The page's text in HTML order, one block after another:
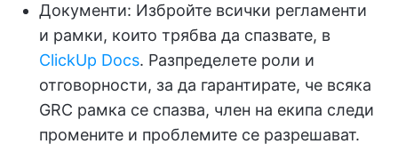
Документи: Избройте всички регламенти
и рамки, които трябва да спазвате, в
ClickUp Docs. Разпределете роли и
отговорности, за да гарантирате, че всяка
GRC рамка се спазва, член на екипа следи
промените и проблемите се разрешават.